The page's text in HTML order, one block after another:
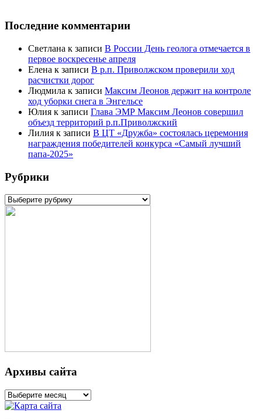
Последние комментарии
Светлана к записи В России День геолога отмечается в
первое воскресенье апреля
Елена к записи В р.п. Приволжском проверили ход
расчистки дорог
Людмила к записи Максим Леонов держит на контроле
ход уборки снега в Энгельсе
Юлия к записи Глава ЭМР Максим Леонов совершил
объезд территорий р.п.Приволжский
Лилия к записи В ЦТ «Дружба» состоялась церемония
награждения победителей конкурса «Самый лучший
папа-2025»
Рубрики
Рубрики
Архивы сайта
Архивы
сайта